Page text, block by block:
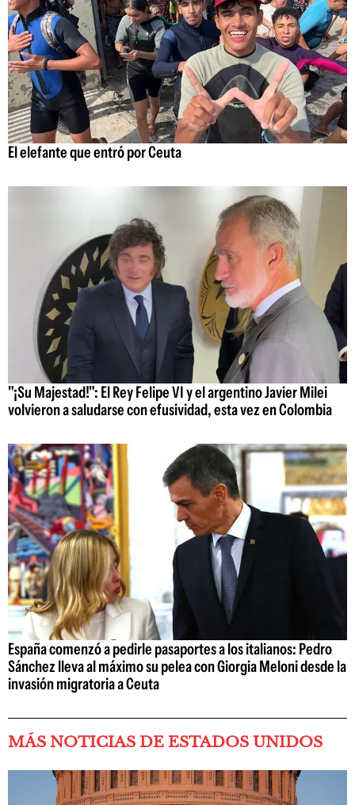
El elefante que entró por Ceuta
"¡Su Majestad!": El Rey Felipe VI y el argentino Javier Milei
volvieron a saludarse con efusividad, esta vez en Colombia
España comenzó a pedirle pasaportes a los italianos: Pedro
Sánchez lleva al máximo su pelea con Giorgia Meloni desde la
invasión migratoria a Ceuta
MÁS NOTICIAS DE ESTADOS UNIDOS